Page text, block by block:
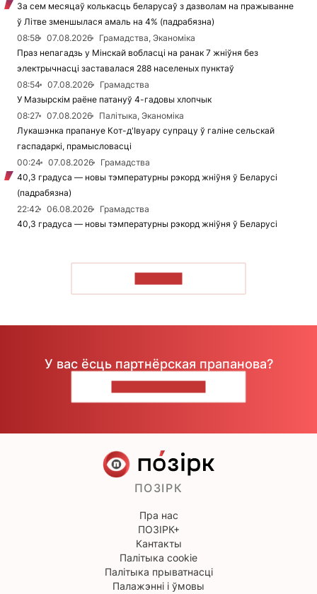
За сем месяцаў колькасць беларусаў з дазволам на пражыванне
ў Літве зменшылася амаль на 4% (падрабязна)
08:58
07.08.2026
Грамадства, Эканоміка
Праз непагадзь у Мінскай вобласці на ранак 7 жніўня без
электрычнасці заставалася 288 населеных пунктаў
08:54
07.08.2026
Грамадства
У Мазырскім раёне патануў 4-гадовы хлопчык
08:27
07.08.2026
Палітыка, Эканоміка
Лукашэнка прапануе Кот-д'Івуару супрацу ў галіне сельскай
гаспадаркі, прамысловасці
00:24
07.08.2026
Грамадства
40,3 градуса — новы тэмпературны рэкорд жніўня ў Беларусі
(падрабязна)
22:42
06.08.2026
Грамадства
40,3 градуса — новы тэмпературны рэкорд жніўня ў Беларусі
У вас ёсць партнёрская прапанова?
ПОЗІРК
Пра нас
ПОЗІРК+
Кантакты
Палітыка cookie
Палітыка прыватнасці
Палажэнні і ўмовы